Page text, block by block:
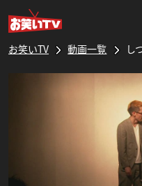
お笑いTV 動画一覧 し